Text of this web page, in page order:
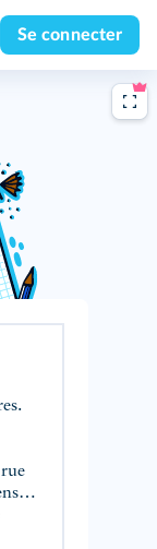
Se connecter